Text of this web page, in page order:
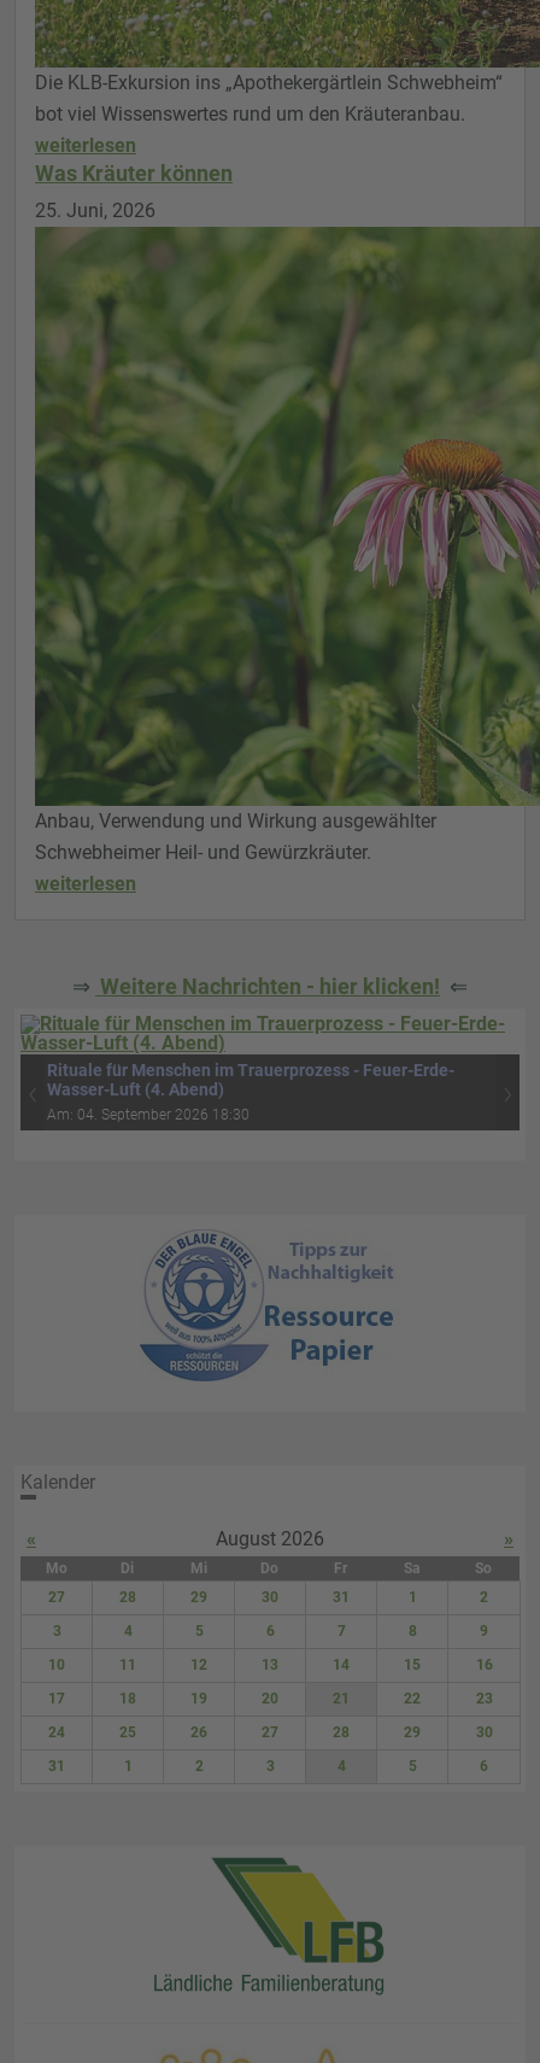
Die KLB-Exkursion ins „Apothekergärtlein Schwebheim“
bot viel Wissenswertes rund um den Kräuteranbau.
weiterlesen
Was Kräuter können
25. Juni, 2026
Anbau, Verwendung und Wirkung ausgewählter
Schwebheimer Heil- und Gewürzkräuter.
weiterlesen
⇒ Weitere Nachrichten - hier klicken! ⇐
Rituale für Menschen im Trauerprozess - Feuer-Erde-
Wasser-Luft (4. Abend)
Am: 04. September 2026 18:30
‹ ›
Kalender
« August 2026 »
Mo Di Mi Do Fr Sa
So
27
28 29 30 31 1
2
3
4 5 6 7 8
9
10
11 12 13 14 15
16
17
18 19 20 21 22
23
24
25 26 27 28 29
30
31
1 2 3 4 5 6